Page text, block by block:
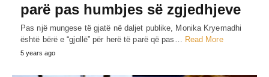
parë pas humbjes së zgjedhjeve
Pas një mungese të gjatë në daljet publike, Monika Kryemadhi
është bërë e “gjɑllē” për herë të parë që pas…
Read More
5 years ago